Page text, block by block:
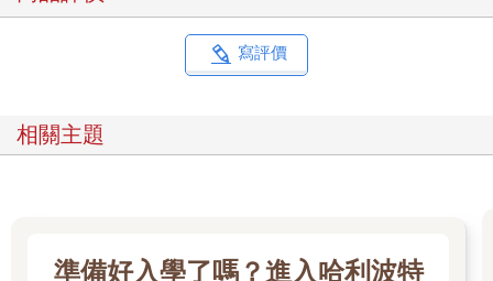
寫評價
相關主題
準備好入學了嗎？進入哈利波特